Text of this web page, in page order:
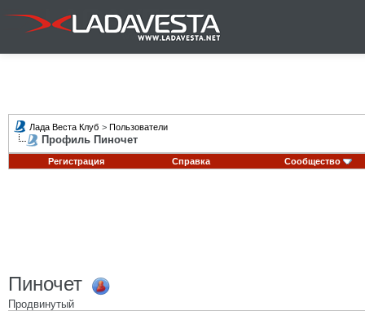
Лада Веста Клуб > Пользователи
Профиль Пиночет
Регистрация Справка Сообщество
Пиночет
Продвинутый